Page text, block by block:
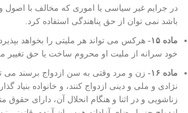
در جرایم غیر سیاسی یا اموری که مخالف با اصول
باشد نمی توان از حق پناهندگی استفاده کرد.
ماده ۱۵-
هرکس می تواند هر ملیتی را بخواهد
خود سرانه از ملیت او محروم ساخت یا حق تغییر
ماده ۱۶-
زن و مرد وقتی به سن ازدواج برسند می
نژادی و ملی و دینی ازدواج کنند، و خانواده بنیاد
زناشویی و در اثنا و هنگام انحلال آن، دارای